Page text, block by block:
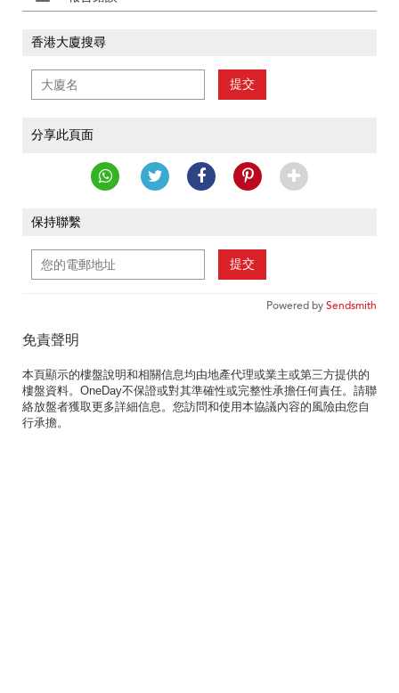
香港大廈搜尋
提交
分享此頁面
保持聯繫
提交
Powered bySendsmith
免責聲明
本頁顯示的樓盤說明和相關信息均由地產代理或業主或第三方提供的
樓盤資料。OneDay不保證或對其準確性或完整性承擔任何責任。請聯
絡放盤者獲取更多詳細信息。您訪問和使用本協議內容的風險由您自
行承擔。